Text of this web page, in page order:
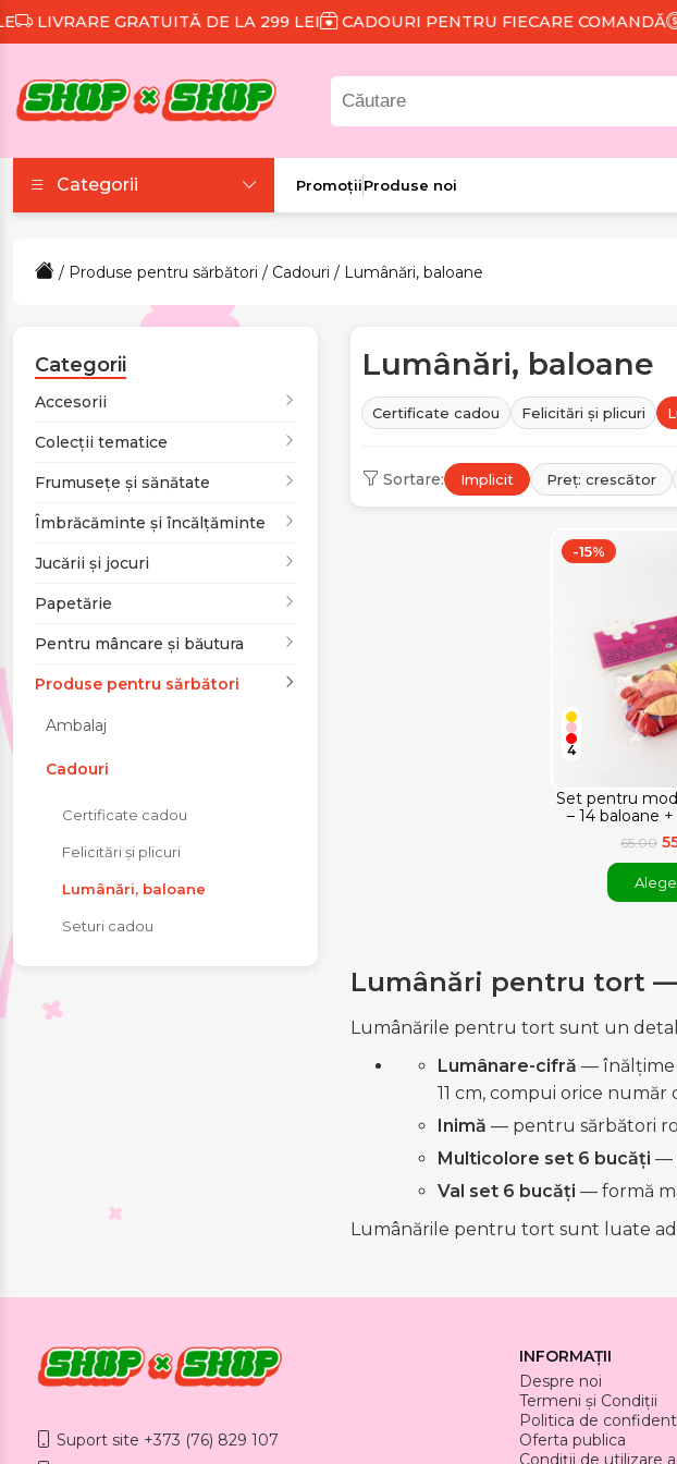
GRATUITĂ DE LA 299 LEI CADOURI PENTRU FIECARE COMANDĂ
Categorii
Colecții tematice
Frumusețe și sănătate
încălțăminte
Jucării și jocuri
Papetărie
Pentru mâncare și
Produse pentru
sărbători
PromoțiiProduse noi
/ Produse pentru sărbători / Cadouri / Lumânări, baloane
Categorii
Accesorii
Colecții tematice
Frumusețe și sănătate
Îmbrăcăminte și încălțăminte
Jucării și jocuri
Papetărie
Pentru mâncare și băutura
Produse pentru sărbători
Ambalaj
Cadouri
Certificate cadou
Felicitări și plicuri
Lumânări, baloane
Seturi cadou
Lumânări, baloane
Certificate cadou Felicitări și plicuri
Sortare: Implicit Preț: crescător
Set pentru
– 14 baloane
-15%
4
65.00
Lumânări pentru tort
Lumânările pentru tort sunt un
Lumânare-cifră — înălțime
11 cm, compui orice
Inimă — pentru sărbători
Multicolore set 6 bucăți —
Val set 6 bucăți — formă
Lumânările pentru tort sunt luate
Suport site +373 (76) 829 107
INFORMAȚII
Despre noi
Termeni și Condiții
Politica de
Oferta publica
Condiții de utilizare